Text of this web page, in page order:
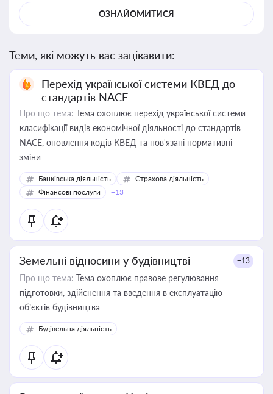
ОЗНАЙОМИТИСЯ
Теми, які можуть вас зацікавити:
Перехід української системи КВЕД до
стандартів NACE
Про що тема: Тема охоплює перехід української системи
класифікації видів економічної діяльності до стандартів
NACE, оновлення кодів КВЕД та пов'язані нормативні
зміни
Банківська діяльність
Страхова діяльність
Фінансові послуги
+13
Земельні відносини у будівництві +13
Про що тема: Тема охоплює правове регулювання
підготовки, здійснення та введення в експлуатацію
об’єктів будівництва
Будівельна діяльність